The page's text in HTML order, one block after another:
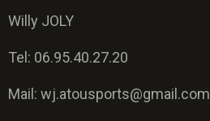
Willy JOLY
Tel: 06.95.40.27.20
Mail: wj.atousports@gmail.com